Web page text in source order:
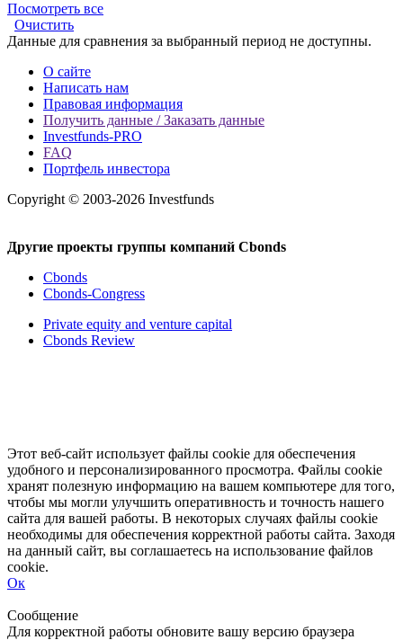
Посмотреть все
Очистить
Данные для сравнения за выбранный период не доступны.
О сайте
Написать нам
Правовая информация
Получить данные / Заказать данные
Investfunds-PRO
FAQ
Портфель инвестора
Copyright © 2003-2026 Investfunds
Другие проекты группы компаний Cbonds
Cbonds
Cbonds-Congress
Private equity and venture capital
Cbonds Review
Этот веб-сайт использует файлы cookie для обеспечения
удобного и персонализированного просмотра. Файлы cookie
хранят полезную информацию на вашем компьютере для того,
чтобы мы могли улучшить оперативность и точность нашего
сайта для вашей работы. В некоторых случаях файлы cookie
необходимы для обеспечения корректной работы сайта. Заходя
на данный сайт, вы соглашаетесь на использование файлов
cookie.
Ок
Сообщение
Для корректной работы обновите вашу версию браузера